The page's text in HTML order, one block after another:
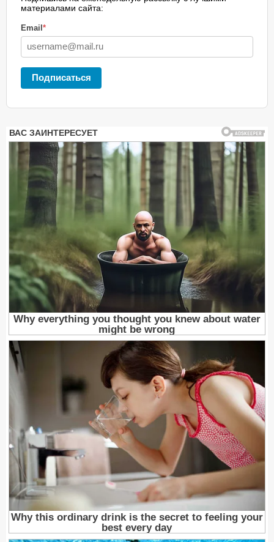
материалами сайта:
Email *
Подписаться